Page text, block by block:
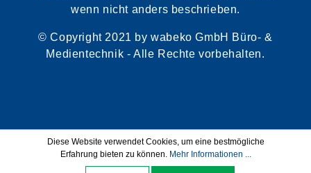
wenn nicht anders beschrieben.
© Copyright 2021 by wabeko GmbH Büro- &
Medientechnik - Alle Rechte vorbehalten.
Diese Website verwendet Cookies, um eine bestmögliche
Erfahrung bieten zu können. Mehr Informationen ...